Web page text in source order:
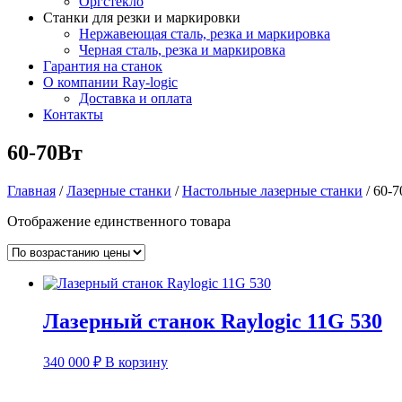
Станки для резки и маркировки
Нержавеющая сталь, резка и маркировка
Черная сталь, резка и маркировка
Гарантия на станок
О компании Ray-logic
Доставка и оплата
Контакты
60-70Вт
Главная /Лазерные станки /Настольные лазерные станки / 60-
Отображение единственного товара
Лазерный станок Raylogic 11G 530
340 000 ₽ В корзину